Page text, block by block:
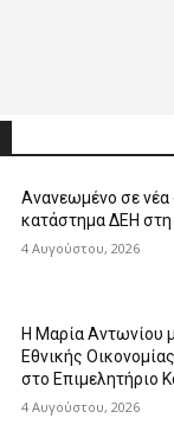
Ανανεωμένο σε νέα
κατάστημα ΔΕΗ
4 Αυγούστου, 2026
Η Μαρία Αντωνίου
Εθνικής
στο Επιμελητήριο
4 Αυγούστου, 2026